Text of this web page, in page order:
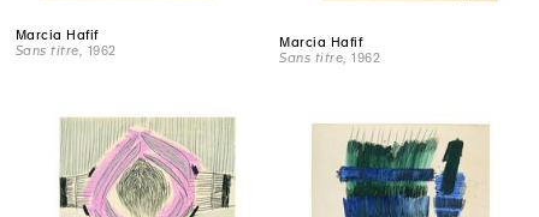
Marcia Hafif
Sans titre , 1962
Marcia Hafif
Sans titre, 1962